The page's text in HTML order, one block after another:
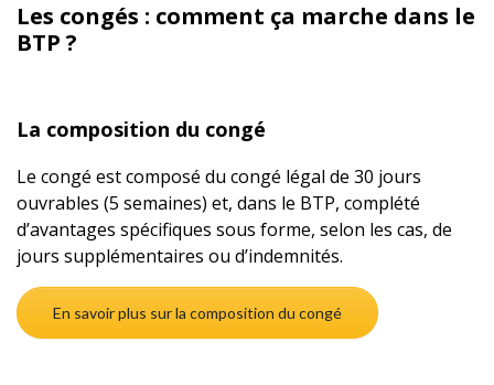
Les congés : comment ça marche dans le
BTP ?
La composition du congé
Le congé est composé du congé légal de 30 jours
ouvrables (5 semaines) et, dans le BTP, complété
d’avantages spécifiques sous forme, selon les cas, de
jours supplémentaires ou d’indemnités.
En savoir plus sur la composition du congé